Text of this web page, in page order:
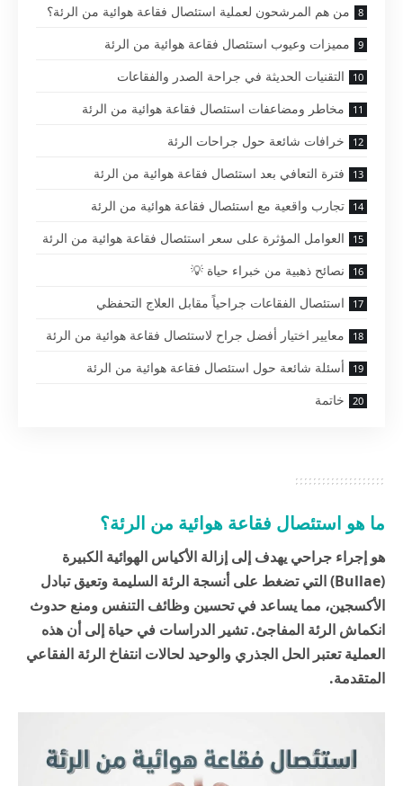
من هم المرشحون لعملية استئصال فقاعة هوائية من الرئة؟
مميزات وعيوب استئصال فقاعة هوائية من الرئة
التقنيات الحديثة في جراحة الصدر والفقاعات
مخاطر ومضاعفات استئصال فقاعة هوائية من الرئة
خرافات شائعة حول جراحات الرئة
فترة التعافي بعد استئصال فقاعة هوائية من الرئة
تجارب واقعية مع استئصال فقاعة هوائية من الرئة
العوامل المؤثرة على سعر استئصال فقاعة هوائية من الرئة
نصائح ذهبية من خبراء حياة 💡
استئصال الفقاعات جراحياً مقابل العلاج التحفظي
معايير اختيار أفضل جراح لاستئصال فقاعة هوائية من الرئة
أسئلة شائعة حول استئصال فقاعة هوائية من الرئة
خاتمة
ما هو استئصال فقاعة هوائية من الرئة؟
هو إجراء جراحي يهدف إلى إزالة الأكياس الهوائية الكبيرة
(Bullae) التي تضغط على أنسجة الرئة السليمة وتعيق تبادل
الأكسجين، مما يساعد في تحسين وظائف التنفس ومنع حدوث
انكماش الرئة المفاجئ. تشير الدراسات في حياة إلى أن هذه
العملية تعتبر الحل الجذري والوحيد لحالات انتفاخ الرئة الفقاعي
المتقدمة.